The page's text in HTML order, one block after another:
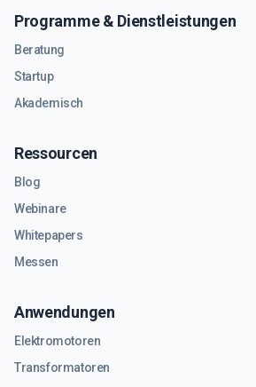
Programme & Dienstleistungen
Beratung
Startup
Akademisch
Ressourcen
Blog
Webinare
Whitepapers
Messen
Anwendungen
Elektromotoren
Transformatoren